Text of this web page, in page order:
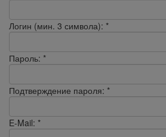
Логин (мин. 3 символа): *
Пароль: *
Подтверждение пароля: *
E-Mail: *